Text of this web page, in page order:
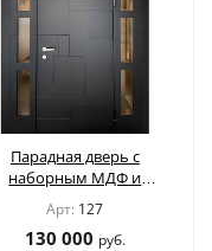
Парадная дверь с
наборным МДФ и
остекленными
вставками
Арт: 127
130 000 руб.